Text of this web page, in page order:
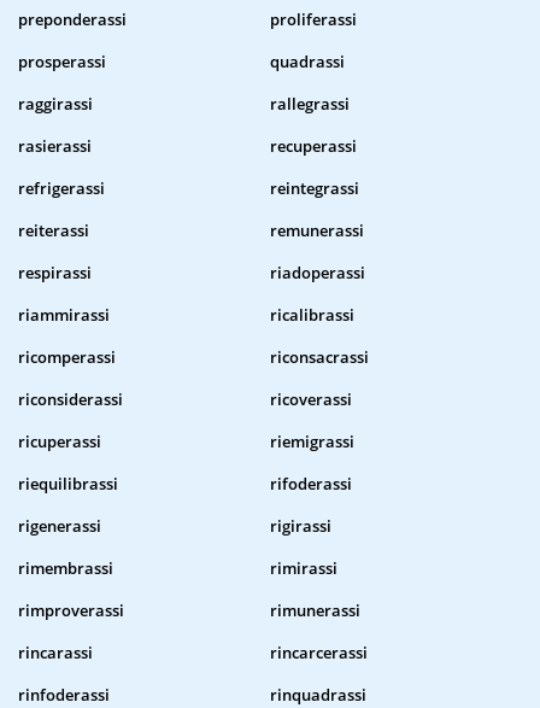
preponderassi
proliferassi
prosperassi
quadrassi
raggirassi
rallegrassi
rasierassi
recuperassi
refrigerassi
reintegrassi
reiterassi
remunerassi
respirassi
riadoperassi
riammirassi
ricalibrassi
ricomperassi
riconsacrassi
riconsiderassi
ricoverassi
ricuperassi
riemigrassi
riequilibrassi
rifoderassi
rigenerassi
rigirassi
rimembrassi
rimirassi
rimproverassi
rimunerassi
rincarassi
rincarcerassi
rinfoderassi
rinquadrassi